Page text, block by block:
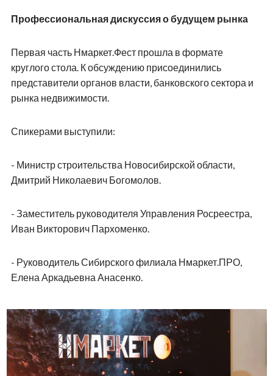
16 мобильных офисов продаж на одной площадке
- ГК «СДС-Финанс»;
- Апарт-отель «Башни YES»;
- ГК VIRA;
- ГК «Жилищная инициатива» и «Новосибирский
квартал»;
- ГК «Брусника»;
- ГК «Талан»;